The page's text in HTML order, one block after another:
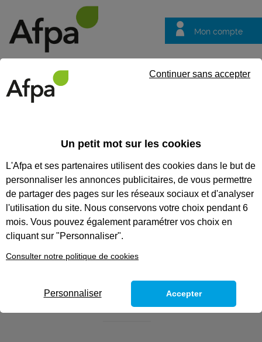
Mon compte
questions
Fil info
𝐅𝐨𝐫𝐦𝐞𝐳-𝐯𝐨𝐮𝐬 𝐚𝐮
𝐦𝐞́𝐭𝐢𝐞𝐫 𝐝’𝐚𝐠𝐞𝐧𝐭·𝐞
𝐝’𝐚𝐬𝐬𝐞𝐦𝐛𝐥𝐚𝐠𝐞 𝐞𝐭 𝐝𝐞
𝐦𝐚𝐢𝐧𝐭𝐞𝐧𝐚𝐧𝐜𝐞 𝐝𝐞
𝐛𝐚𝐭𝐭𝐞𝐫𝐢𝐞𝐬
𝐝’𝐚𝐜𝐜𝐮𝐦𝐮𝐥𝐚𝐭𝐞𝐮𝐫𝐬 !
Un petit mot sur les cookies
L'Afpa et ses partenaires utilisent des cookies dans le but de
personnaliser les annonces publicitaires, de vous permettre
de partager des pages sur les réseaux sociaux et d'analyser
l'utilisation du site. Nous conservons votre choix pendant 6
mois. Vous pouvez également paramétrer vos choix en
cliquant sur "Personnaliser".
Consulter notre politique de cookies
Continuer sans accepter
Personnaliser Accepter